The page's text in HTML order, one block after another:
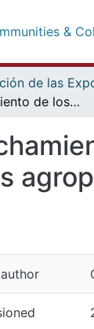
&
Aprovechamiento de los TLC Oportunidades para productos de los sectores agropecuario, textil – confecciones y químico en Finlandia